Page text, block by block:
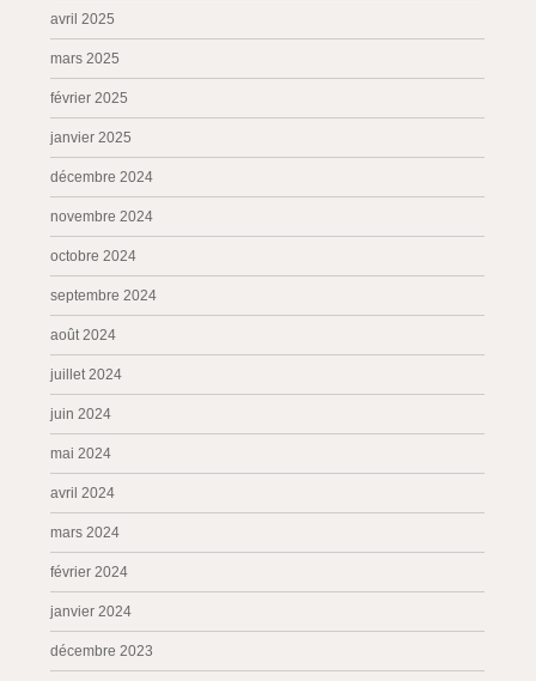
avril 2025
mars 2025
février 2025
janvier 2025
décembre 2024
novembre 2024
octobre 2024
septembre 2024
août 2024
juillet 2024
juin 2024
mai 2024
avril 2024
mars 2024
février 2024
janvier 2024
décembre 2023